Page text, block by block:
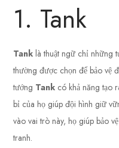
1. Tank
Tank là thuật ngữ chỉ những
thường được chọn để bảo vệ
tướng Tank có khả năng tạo
bỉ của họ giúp đội hình giữ
vào vai trò này, họ giúp bảo
tranh.